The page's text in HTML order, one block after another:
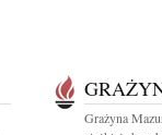
Grażyna